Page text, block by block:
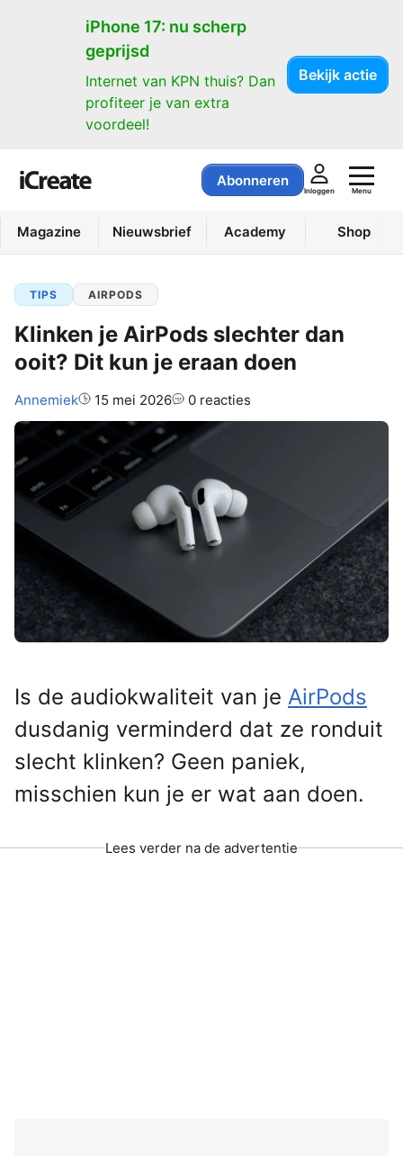
iPhone 17: nu scherp
geprijsd
Internet van KPN thuis? Dan
profiteer je van extra
voordeel!
Bekijk actie
Abonneren
Inloggen Menu
Magazine Nieuwsbrief Academy Shop
TIPS AIRPODS
Klinken je AirPods slechter dan
ooit? Dit kun je eraan doen
Auteur:
Annemiek 15 mei 2026 0 reacties
Is de audiokwaliteit van je AirPods
dusdanig verminderd dat ze ronduit
slecht klinken? Geen paniek,
misschien kun je er wat aan doen.
Lees verder na de advertentie